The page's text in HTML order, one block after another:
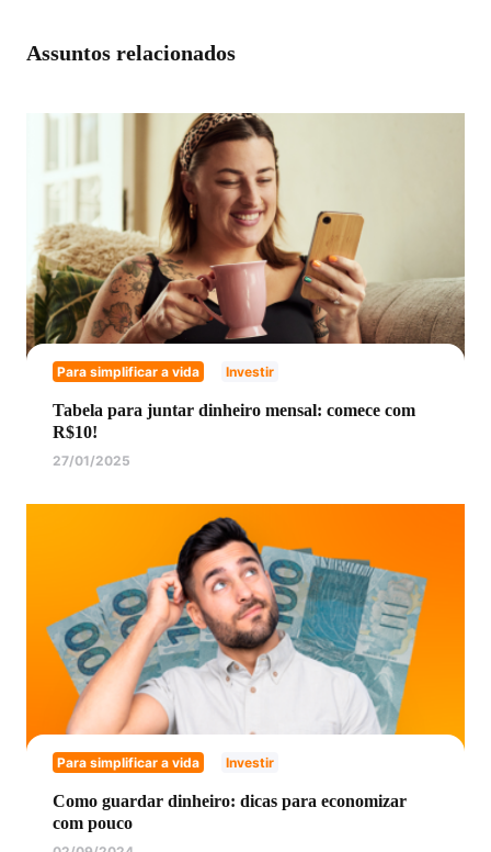
Assuntos relacionados
Para simplificar a vida Investir
Tabela para juntar dinheiro mensal: comece com
R$10!
27/01/2025
Para simplificar a vida Investir
Como guardar dinheiro: dicas para economizar
com pouco